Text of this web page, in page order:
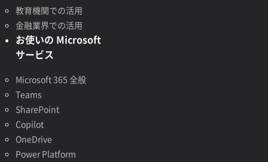
教育機関での活用
金融業界での活用
お使いの Microsoft
サービス
Microsoft 365 全般
Teams
SharePoint
Copilot
OneDrive
Power Platform